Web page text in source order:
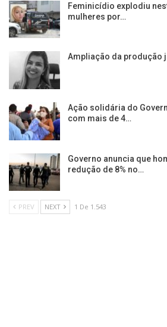
Feminicídio explodiu
mulheres por…
Ampliação da produção
Ação solidária do
com mais de 4…
Governo anuncia que
redução de 8% no…
PREV NEXT 1 De 1.543